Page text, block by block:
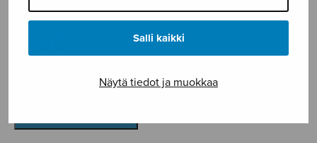
Salli kaikki
Näytä tiedot ja muokkaa